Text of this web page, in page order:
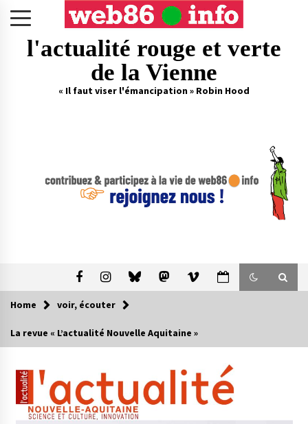
l'actualité rouge et verte
de la Vienne
« Il faut viser l'émancipation » Robin Hood
Home voir, écouter
La revue « L’actualité Nouvelle Aquitaine »